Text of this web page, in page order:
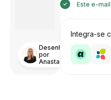
Desenhado
por
Anastasiia
Este e-
Integra-se